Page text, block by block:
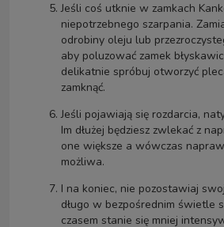
Jeśli coś utknie w zamkach
niepotrzebnego szarpania.
odrobiny oleju lub
aby poluzować zamek
delikatnie spróbuj otworzyć
zamknąć.
Jeśli pojawiają się rozdarcia,
Im dłużej będziesz zwlekać z
one większe a wówczas
możliwa.
I na koniec, nie pozostawiaj
długo w bezpośrednim świetle
czasem stanie się mniej